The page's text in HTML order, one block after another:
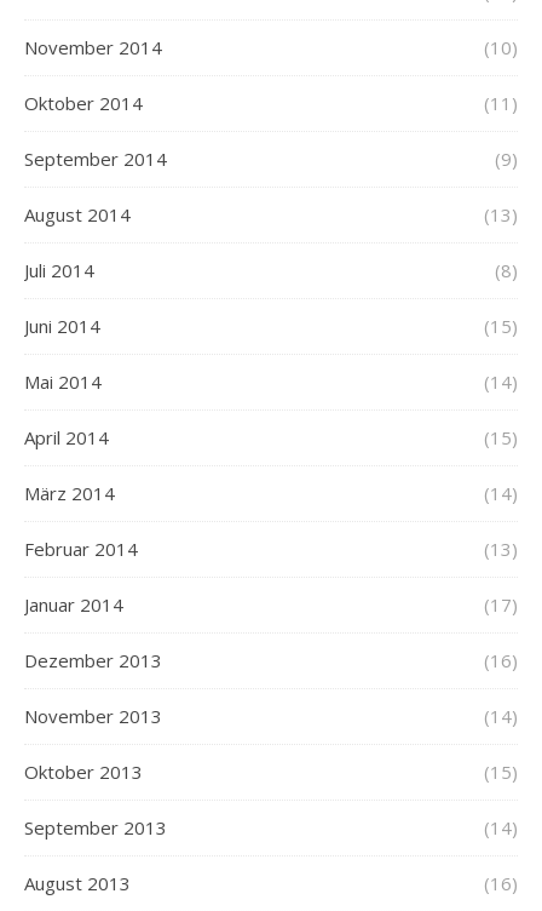
November 2014 (10)
Oktober 2014 (11)
September 2014 (9)
August 2014 (13)
Juli 2014 (8)
Juni 2014 (15)
Mai 2014 (14)
April 2014 (15)
März 2014 (14)
Februar 2014 (13)
Januar 2014 (17)
Dezember 2013 (16)
November 2013 (14)
Oktober 2013 (15)
September 2013 (14)
August 2013 (16)